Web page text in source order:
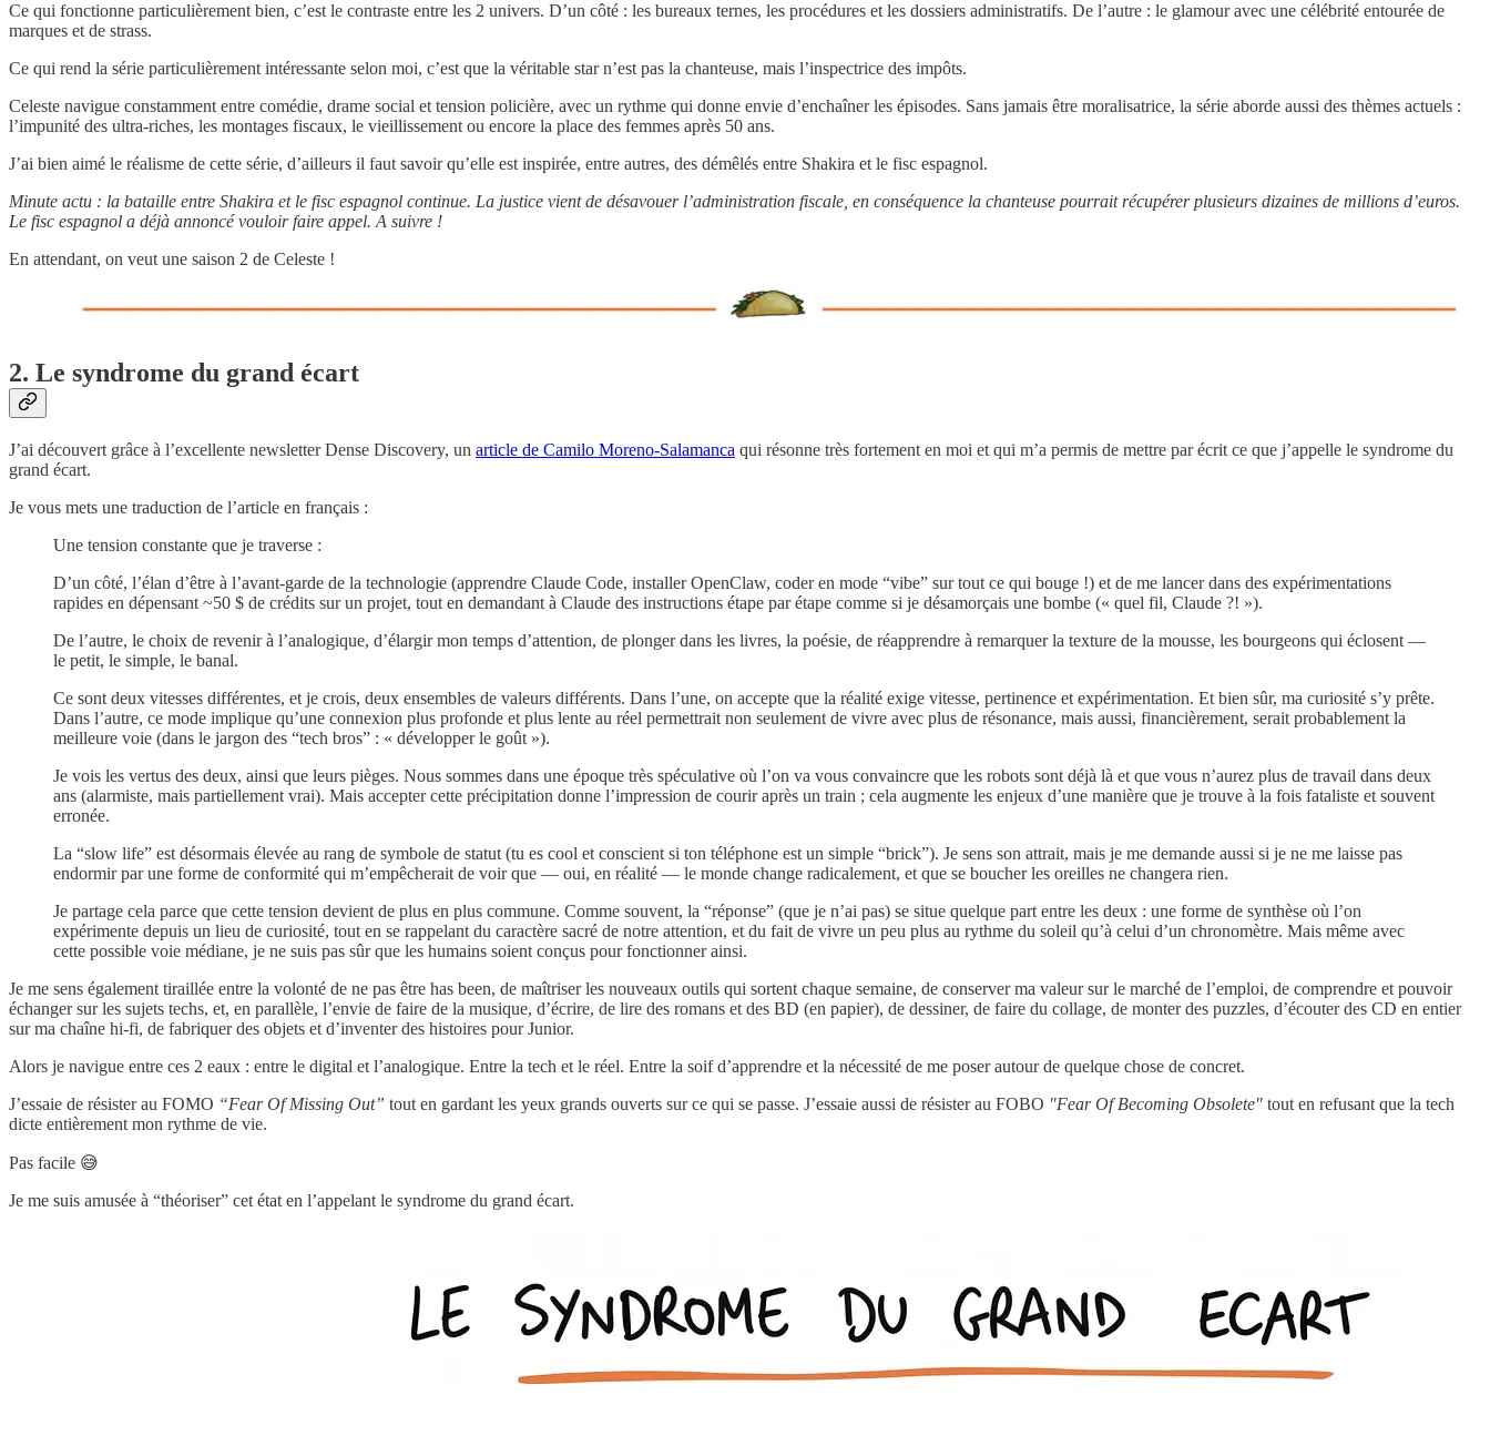
Ce qui fonctionne particulièrement bien, c’est le contraste entre les 2 univers. D’un côté : les bureaux ternes, les procédures et les dossiers administratifs. De l’autre : le glamour avec une célébrité entourée de
marques et de strass.
Ce qui rend la série particulièrement intéressante selon moi, c’est que la véritable star n’est pas la chanteuse, mais l’inspectrice des impôts.
Celeste navigue constamment entre comédie, drame social et tension policière, avec un rythme qui donne envie d’enchaîner les épisodes. Sans jamais être moralisatrice, la série aborde aussi des thèmes actuels :
l’impunité des ultra-riches, les montages fiscaux, le vieillissement ou encore la place des femmes après 50 ans.
J’ai bien aimé le réalisme de cette série, d’ailleurs il faut savoir qu’elle est inspirée, entre autres, des démêlés entre Shakira et le fisc espagnol.
Minute actu : la bataille entre Shakira et le fisc espagnol continue. La justice vient de désavouer l’administration fiscale, en conséquence la chanteuse pourrait récupérer plusieurs dizaines de millions d’euros.
Le fisc espagnol a déjà annoncé vouloir faire appel. A suivre !
En attendant, on veut une saison 2 de Celeste !
2. Le syndrome du grand écart
J’ai découvert grâce à l’excellente newsletter Dense Discovery, un article de Camilo Moreno-Salamanca qui résonne très fortement en moi et qui m’a permis de mettre par écrit ce que j’appelle le syndrome du
grand écart.
Je vous mets une traduction de l’article en français :
Une tension constante que je traverse :
D’un côté, l’élan d’être à l’avant-garde de la technologie (apprendre Claude Code, installer OpenClaw, coder en mode “vibe” sur tout ce qui bouge !) et de me lancer dans des expérimentations
rapides en dépensant ~50 $ de crédits sur un projet, tout en demandant à Claude des instructions étape par étape comme si je désamorçais une bombe (« quel fil, Claude ?! »).
De l’autre, le choix de revenir à l’analogique, d’élargir mon temps d’attention, de plonger dans les livres, la poésie, de réapprendre à remarquer la texture de la mousse, les bourgeons qui éclosent —
le petit, le simple, le banal.
Ce sont deux vitesses différentes, et je crois, deux ensembles de valeurs différents. Dans l’une, on accepte que la réalité exige vitesse, pertinence et expérimentation. Et bien sûr, ma curiosité s’y prête.
Dans l’autre, ce mode implique qu’une connexion plus profonde et plus lente au réel permettrait non seulement de vivre avec plus de résonance, mais aussi, financièrement, serait probablement la
meilleure voie (dans le jargon des “tech bros” : « développer le goût »).
Je vois les vertus des deux, ainsi que leurs pièges. Nous sommes dans une époque très spéculative où l’on va vous convaincre que les robots sont déjà là et que vous n’aurez plus de travail dans deux
ans (alarmiste, mais partiellement vrai). Mais accepter cette précipitation donne l’impression de courir après un train ; cela augmente les enjeux d’une manière que je trouve à la fois fataliste et souvent
erronée.
La “slow life” est désormais élevée au rang de symbole de statut (tu es cool et conscient si ton téléphone est un simple “brick”). Je sens son attrait, mais je me demande aussi si je ne me laisse pas
endormir par une forme de conformité qui m’empêcherait de voir que — oui, en réalité — le monde change radicalement, et que se boucher les oreilles ne changera rien.
Je partage cela parce que cette tension devient de plus en plus commune. Comme souvent, la “réponse” (que je n’ai pas) se situe quelque part entre les deux : une forme de synthèse où l’on
expérimente depuis un lieu de curiosité, tout en se rappelant du caractère sacré de notre attention, et du fait de vivre un peu plus au rythme du soleil qu’à celui d’un chronomètre. Mais même avec
cette possible voie médiane, je ne suis pas sûr que les humains soient conçus pour fonctionner ainsi.
Je me sens également tiraillée entre la volonté de ne pas être has been, de maîtriser les nouveaux outils qui sortent chaque semaine, de conserver ma valeur sur le marché de l’emploi, de comprendre et pouvoir
échanger sur les sujets techs, et, en parallèle, l’envie de faire de la musique, d’écrire, de lire des romans et des BD (en papier), de dessiner, de faire du collage, de monter des puzzles, d’écouter des CD en entier
sur ma chaîne hi-fi, de fabriquer des objets et d’inventer des histoires pour Junior.
Alors je navigue entre ces 2 eaux : entre le digital et l’analogique. Entre la tech et le réel. Entre la soif d’apprendre et la nécessité de me poser autour de quelque chose de concret.
J’essaie de résister au FOMO “Fear Of Missing Out” tout en gardant les yeux grands ouverts sur ce qui se passe. J’essaie aussi de résister au FOBO "Fear Of Becoming Obsolete" tout en refusant que la tech
dicte entièrement mon rythme de vie.
Pas facile 😅
Je me suis amusée à “théoriser” cet état en l’appelant le syndrome du grand écart.